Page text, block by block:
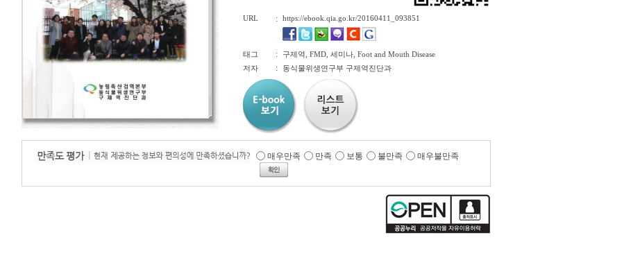
URL : https://ebook.qia.go.kr/20160411_093851
태그 :
구제역, FMD, 세미나, Foot and Mouth Disease
저자
: 동식물위생연구부 구제역진단과
매우만족 만족 보통 불만족 매우불만족